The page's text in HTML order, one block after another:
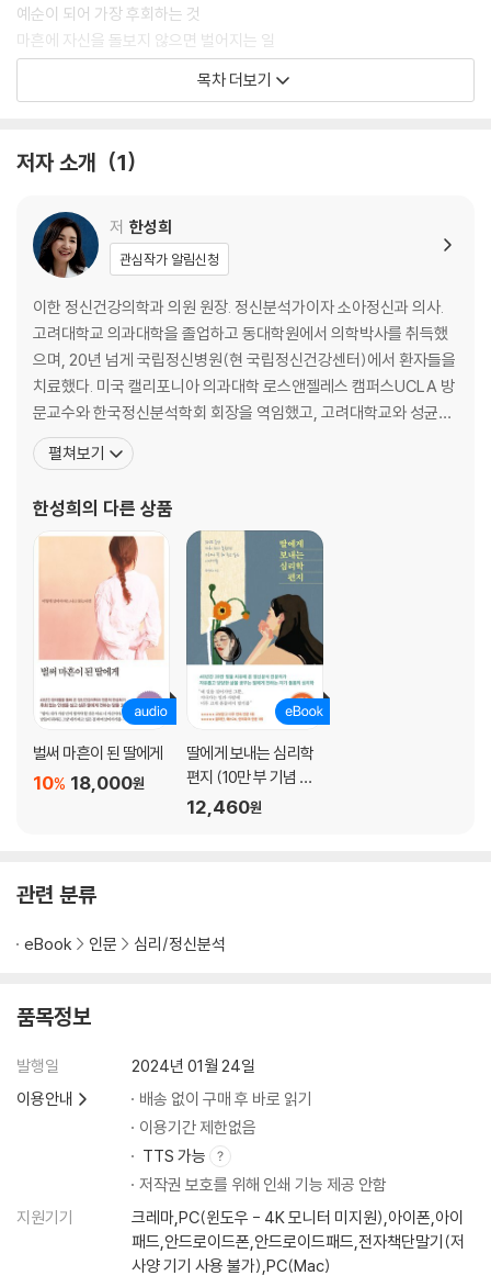
예순이 되어 가장 후회하는 것
마흔에 자신을 돌보지 않으면 벌어지는 일
“인생에 너무 많은 것을 기대하지 마, 그럼 불행해져.”
과거를 탓하는 사람들이 빠지기 쉬운 함정
chapter 2. 딸아, 네가 가장 먼저 챙겨야 할 것은 너 자신이다
수많은 좌절을 겪으며 내가 배운 한 가지
40대에는 일하는 것보다 잘 쉬는 것이 먼저다
네가 자꾸만 화가 나는 진짜 이유
‘지나친 사랑이 아이를 망친다’는 오해에 대하여
마흔 살이 되면 스스로에게 꼭 물어야 할 질문
딸아, 너는 너를 위해 뭘 해 주니?
‘사는 게 힘들다’고 말하는 너에게 해 주고 싶은 말
‘혼자만의 시간’을 가지는 것을 미안해하지 말 것
chapter 3. 마흔, 놓치기 쉬운 그러나 지금 돌보지 않으면 안 되는 문제
아무 문제 없다던 그녀는 왜 울음을 멈추지 못했을까?
내가 너에게 걱정 다이어리를 권하는 까닭
나이 들수록 편안하고 부드러운 사람들의 비밀
지금 돌보지 않으면 안 되는 문제 : 콤플렉스
아이와 함께할 시간이 점점 줄어들고 있다는 사실
감정을 잘 드러내지 않는 사람들이 하는 뼈아픈 실수
그럼에도 누군가가 미워서 견딜 수 없다면
부모의 인생을 이해하게 될 때 진짜 어른이 된다
chapter 4. 어떻게 살아야 하느냐고 묻는다면
배움 | 나이 들어 하는 공부가 진짜 공부다
결혼 | 결혼 10년 차인 너에게 해 주고 싶은 당부
우정 | 마흔이 넘으면 친구만큼 소중한 것도 없다
마흔에 시작한 일이 성공할 가능성이 높은 까닭
누가 뭐래도 재미있게 사는 게 최고다
딸아, 너는 어떤 사람으로 기억되고 싶니?
사람을 얻는 가장 현명한 방법
어쩌면 삶에서 가장 중요한 기술, “힘을 빼세요. 힘을”
오십이 되기 전에 정리해 두어야 할 3가지
마지막으로 너에게 해 주고 싶은 말
목차 더보기
저자 소개 1
저 한성희
관심작가 알림신청
이한 정신건강의학과 의원 원장. 정신분석가이자 소아정신과 의사.
고려대학교 의과대학을 졸업하고 동대학원에서 의학박사를 취득했
으며, 20년 넘게 국립정신병원(현 국립정신건강센터)에서 환자들을
치료했다. 미국 캘리포니아 의과대학 로스앤젤레스 캠퍼스UCLA 방
문교수와 한국정신분석학회 회장을 역임했고, 고려대학교와 성균관
대학교 의과대학 외래교수로 학생들을 지도했으며, 뉴욕정신분석연
구소에서 수련을 받은 끝에 미국정신분석가 및 국제정신분석가 자격
는 심리학 편지』가 있다. 43년간 환자들을 치료해 온 정신건강의학
과 전
펼쳐보기
한성희의 다른 상품
벌써 마흔이 된 딸에게
18,000원
10%
딸에게 보내는 심리학
편지 (10만 부 기념 스
페셜 에디션)
12,460원
관련 분류
eBook 인문 심리/정신분석
품목정보
발행일
2024년 01월 24일
이용안내
배송 없이 구매 후 바로 읽기
이용기간 제한없음
TTS 가능
저작권 보호를 위해 인쇄 기능 제공 안함
지원기기
크레마,PC(윈도우 - 4K 모니터 미지원),아이폰,아이
패드,안드로이드폰,안드로이드패드,전자책단말기(저
사양 기기 사용 불가),PC(Mac)